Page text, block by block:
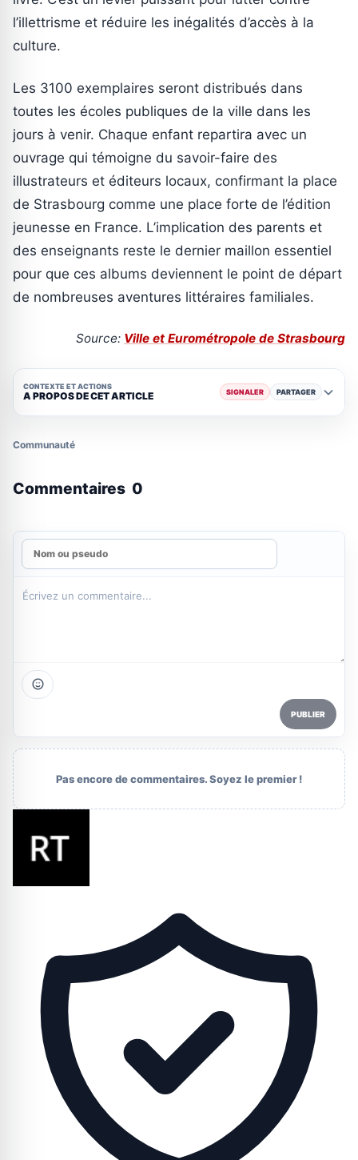
l’illettrisme et réduire les inégalités d’accès à la
culture.
Les 3100 exemplaires seront distribués dans
toutes les écoles publiques de la ville dans les
jours à venir. Chaque enfant repartira avec un
ouvrage qui témoigne du savoir-faire des
illustrateurs et éditeurs locaux, confirmant la place
de Strasbourg comme une place forte de l’édition
jeunesse en France. L’implication des parents et
des enseignants reste le dernier maillon essentiel
pour que ces albums deviennent le point de départ
de nombreuses aventures littéraires familiales.
Source: Ville et Eurométropole de Strasbourg
CONTEXTE ET ACTIONS
A PROPOS DE CET ARTICLE SIGNALER PARTAGER
Communauté
Commentaires 0
PUBLIER
Pas encore de commentaires. Soyez le premier !